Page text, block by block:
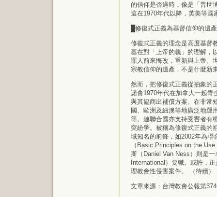
的信仰是否過時，像是「普世
這在1970年代以降，英美等國
█修復式正義為基督信仰的遺產
修復式正義的理念是高度基督
基在對「上帝的義」的理解，
罪人前來悔改，重新與上帝、
宗教信仰的遺產，不是什麼新
然而，把修復式正義從抽象的
諾會1970年代在加拿大一起青
與其協商出補償方案。在非常
國、歐洲及紐澳等地廣泛地運
等。連聯合國亦支持受害者有
突紛爭。被稱為修復式正義的
域知名的前鋒，如2002年為聯
（Basic Principles on the
斯（Daniel Van Ness）則是
International）要職。或許，
理教會性侵害案件。 （待續）
文章來源：台灣教會公報第